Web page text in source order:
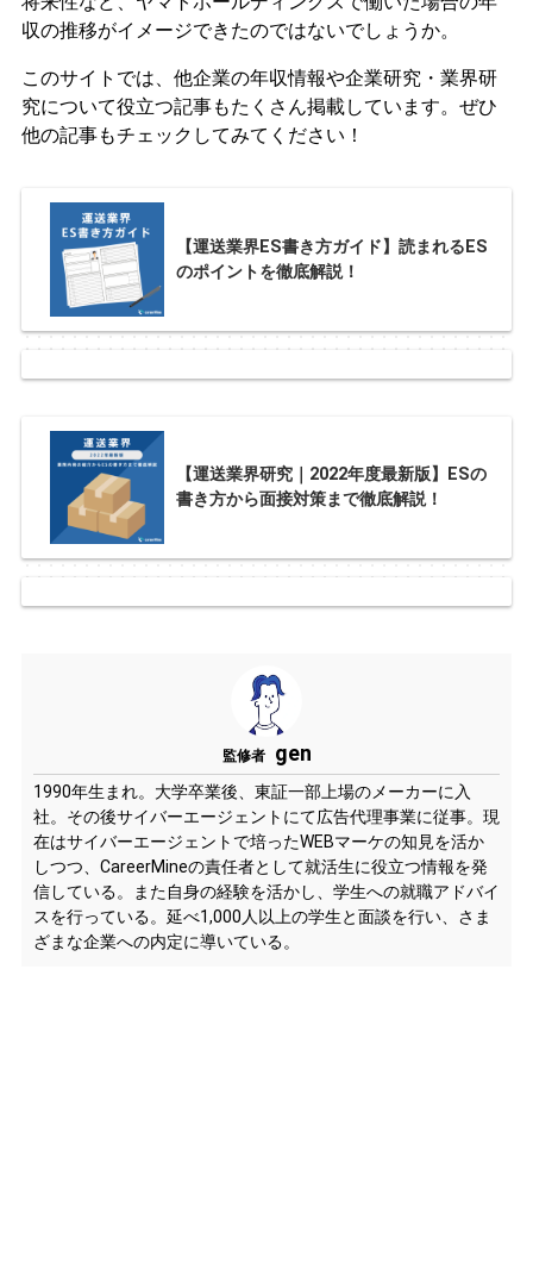
収の推移がイメージできたのではないでしょうか。
このサイトでは、他企業の年収情報や企業研究・業界研
究について役立つ記事もたくさん掲載しています。ぜひ
他の記事もチェックしてみてください！
【運送業界ES書き方ガイド】読まれるES
のポイントを徹底解説！
【運送業界研究｜2022年度最新版】ESの
書き方から面接対策まで徹底解説！
監修者 gen
1990年生まれ。大学卒業後、東証一部上場のメーカーに入
社。その後サイバーエージェントにて広告代理事業に従事。現
在はサイバーエージェントで培ったWEBマーケの知見を活か
しつつ、CareerMineの責任者として就活生に役立つ情報を発
信している。また自身の経験を活かし、学生への就職アドバイ
スを行っている。延べ1,000人以上の学生と面談を行い、さま
ざまな企業への内定に導いている。